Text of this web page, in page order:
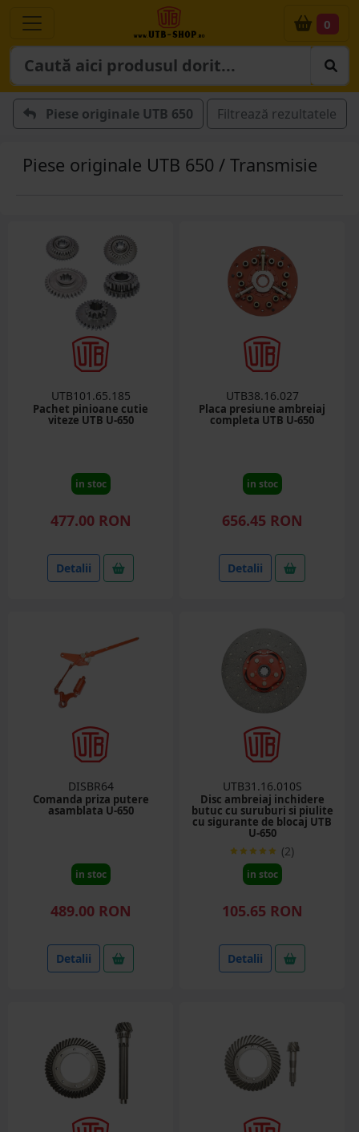
0
Piese originale UTB 650 Filtrează rezultatele
Piese originale UTB 650 / Transmisie
UTB101.65.185
Pachet pinioane cutie
viteze UTB U-650
in stoc
477.00 RON
Detalii
UTB38.16.027
Placa presiune ambreiaj
completa UTB U-650
in stoc
656.45 RON
Detalii
DISBR64
Comanda priza putere
asamblata U-650
in stoc
489.00 RON
Detalii
UTB31.16.010S
Disc ambreiaj inchidere
butuc cu suruburi si piulite
cu sigurante de blocaj UTB
U-650
(2)
in stoc
105.65 RON
Detalii